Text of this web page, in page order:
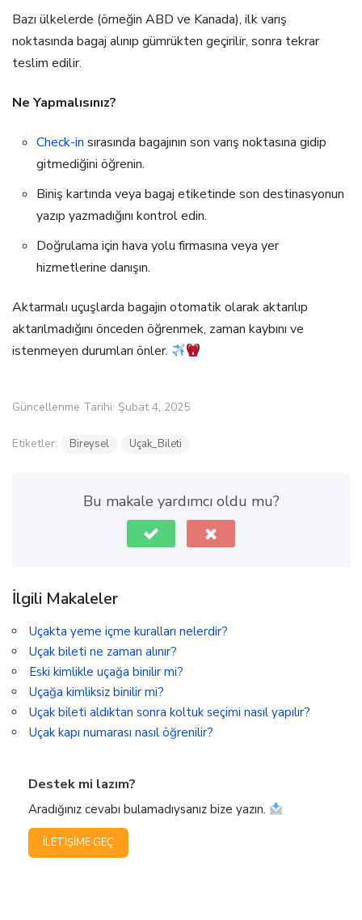
Bazı ülkelerde (örneğin ABD ve Kanada), ilk varış
noktasında bagaj alınıp gümrükten geçirilir, sonra tekrar
teslim edilir.
Ne Yapmalısınız?
Check-in sırasında bagajının son varış noktasına gidip
gitmediğini öğrenin.
Biniş kartında veya bagaj etiketinde son destinasyonun
yazıp yazmadığını kontrol edin.
Doğrulama için hava yolu firmasına veya yer
hizmetlerine danışın.
Aktarmalı uçuşlarda bagajın otomatik olarak aktarılıp
aktarılmadığını önceden öğrenmek, zaman kaybını ve
istenmeyen durumları önler.
Güncellenme Tarihi: Şubat 4, 2025
Etiketler: Bireysel Uçak_Bileti
Bu makale yardımcı oldu mu?
İlgili Makaleler
Uçakta yeme içme kuralları nelerdir?
Uçak bileti ne zaman alınır?
Eski kimlikle uçağa binilir mi?
Uçağa kimliksiz binilir mi?
Uçak bileti aldıktan sonra koltuk seçimi nasıl yapılır?
Uçak kapı numarası nasıl öğrenilir?
Destek mi lazım?
Aradığınız cevabı bulamadıysanız bize yazın.
İLETIŞIME GEÇ